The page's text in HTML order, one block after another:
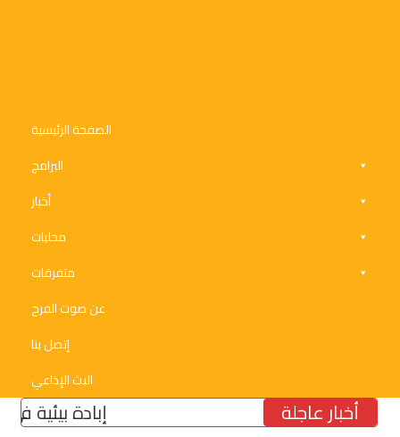
الصفحة الرئيسية
البرامج
أخبار
محليات
متفرقات
عن صوت الفرح
إتصل بنا
البث الإذاعي
أخبار عاجلة إبادة بيئية في